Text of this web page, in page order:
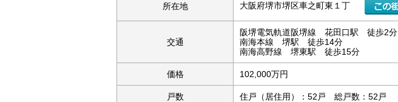
所在地 大阪府堺市堺区車之町東１丁
交通
阪堺電気軌道阪堺線 花田口駅 徒歩2分
南海本線 堺駅 徒歩14分
南海高野線 堺東駅 徒歩15分
価格 102,000万円
戸数 住戸（居住用）：52戸 総戸数：52戸